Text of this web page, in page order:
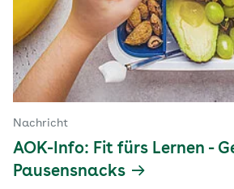
Nachricht
AOK-Info: Fit fürs Lernen -
Pausensnacks